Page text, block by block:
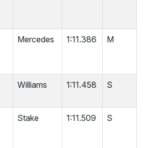
Mercedes 1:11.386 M
Williams 1:11.458 S
Stake 1:11.509 S